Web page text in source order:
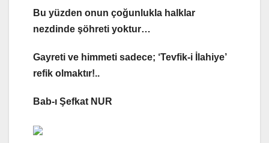
Bu yüzden onun çoğunlukla halklar
nezdinde şöhreti yoktur…
Gayreti ve himmeti sadece; ‘Tevfik-i İlahiye’
refik olmaktır!..
Bab-ı Şefkat NUR